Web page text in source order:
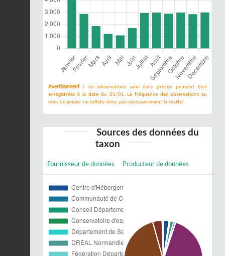
Avertissement :
les observations sans date précise peuvent être
enregistrées à la date du 01/01. La fréquence des observations au
mois de janvier ne reflète donc pas nécessairement la réalité.
Sources des données du
taxon
Fournisseur de données Producteur de données